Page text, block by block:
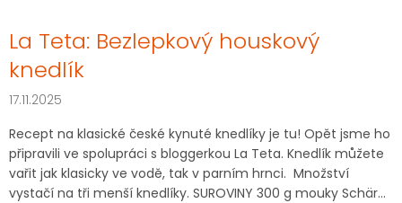
La Teta: Bezlepkový houskový
knedlík
17.11.2025
Recept na klasické české kynuté knedlíky je tu! Opět jsme ho
připravili ve spolupráci s bloggerkou La Teta. Knedlík můžete
vařit jak klasicky ve vodě, tak v parním hrnci. Množství
vystačí na tři menší knedlíky. SUROVINY 300 g mouky Schär...